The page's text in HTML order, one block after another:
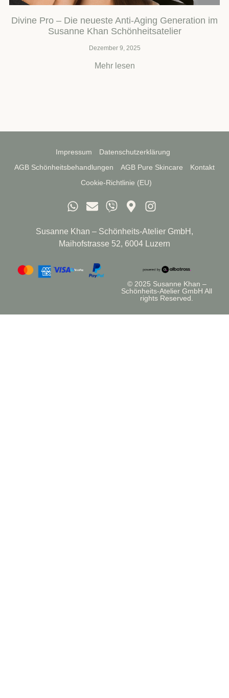
Divine Pro – Die neueste Anti-Aging Generation im
Susanne Khan Schönheitsatelier
Dezember 9, 2025
Mehr lesen
Impressum
Datenschutzerklärung
AGB Schönheitsbehandlungen
AGB Pure Skincare
Kontakt
Cookie-Richtlinie (EU)
Susanne Khan – Schönheits-Atelier GmbH,
Maihofstrasse 52, 6004 Luzern
© 2025 Susanne Khan –
Schönheits-Atelier GmbH All
rights Reserved.